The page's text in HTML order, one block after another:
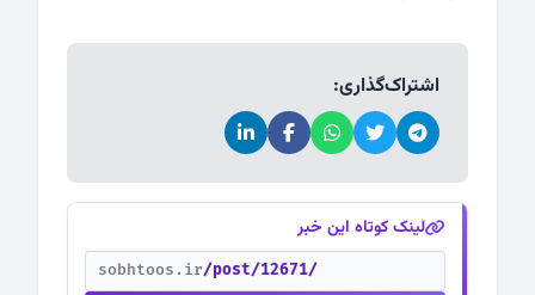
اشتراک‌گذاری:
لینک کوتاه این خبر
sobhtoos.ir/post/12671/